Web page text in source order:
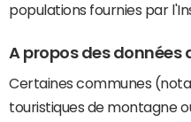
populations fournies par
A propos des données
Certaines communes
touristiques de montagne